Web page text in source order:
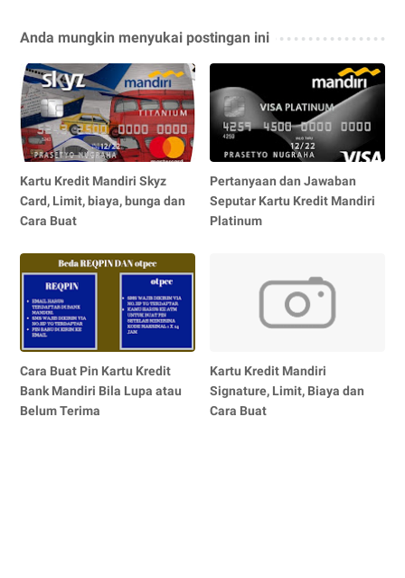
Anda mungkin menyukai postingan ini
Kartu Kredit Mandiri Skyz
Card, Limit, biaya, bunga dan
Cara Buat
Pertanyaan dan Jawaban
Seputar Kartu Kredit Mandiri
Platinum
Cara Buat Pin Kartu Kredit
Bank Mandiri Bila Lupa atau
Belum Terima
Kartu Kredit Mandiri
Signature, Limit, Biaya dan
Cara Buat